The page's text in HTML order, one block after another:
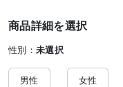
商品詳細を選択
性別： 未選択
男性 女性